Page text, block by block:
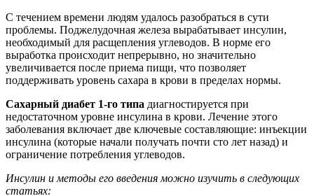
С течением времени людям удалось разобраться в сути
проблемы. Поджелудочная железа вырабатывает инсулин,
необходимый для расщепления углеводов. В норме его
выработка происходит непрерывно, но значительно
увеличивается после приема пищи, что позволяет
поддерживать уровень сахара в крови в пределах нормы.
Сахарный диабет 1-го типа диагностируется при
недостаточном уровне инсулина в крови. Лечение этого
заболевания включает две ключевые составляющие: инъекции
инсулина (которые начали получать почти сто лет назад) и
ограничение потребления углеводов.
Инсулин и методы его введения можно изучить в следующих
статьях: